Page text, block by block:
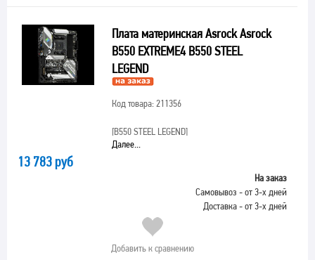
Плата материнская Asrock Asrock
B550 EXTREME4 B550 STEEL
LEGEND
Код товара: 211356
[B550 STEEL LEGEND]
Далее...
13 783 руб
На заказ
Самовывоз - от 3-х дней
Доставка - от 3-х дней
Добавить к сравнению